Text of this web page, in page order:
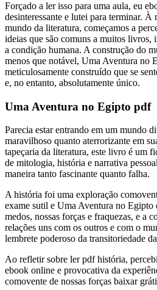
Forçado a ler isso para uma aula, eu
desinteressante e lutei para terminar.
mundo da literatura, começamos a
ideias que são comuns a muitos livros,
a condição humana. A construção do
menos que notável, Uma Aventura no
meticulosamente construído que se
e, no entanto, absolutamente único.
Uma Aventura no Egipto pdf
Parecia estar entrando em um mundo
maravilhoso quanto aterrorizante em
tapeçaria da literatura, este livro é um
de mitologia, história e narrativa
maneira tanto fascinante quanto falha.
A história foi uma exploração
exame sutil e Uma Aventura no Egipto
medos, nossas forças e fraquezas, e a
relações uns com os outros e com o
lembrete poderoso da transitoriedade
Ao refletir sobre ler pdf história,
ebook online e provocativa da
comovente de nossas forças baixar